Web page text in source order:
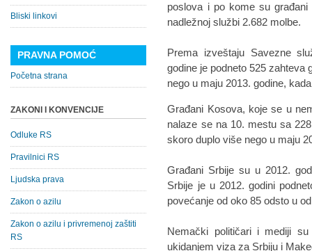
poslova i po kome su
nadležnoj službi 2.682 molbe.
Prema izveštaju Savezne
godine je podneto 525 zahteva
nego u maju 2013. godine,
Građani Kosova, koje se u
nalaze se na 10. mestu sa
skoro duplo više nego u maju
Građani Srbije su u 2012.
Srbije je u 2012. godini
povećanje od oko 85 odsto u
Nemački političari i mediji
ukidanjem viza za Srbiju i
Bliski linkovi
PRAVNA POMOĆ
Početna strana
ZAKONI I KONVENCIJE
Odluke RS
Pravilnici RS
Ljudska prava
Zakon o azilu
Zakon o azilu i privremenoj zaštiti
RS